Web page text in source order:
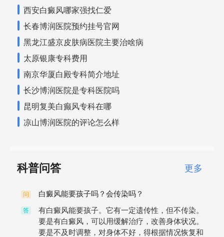
西安白癜风哪家强找仁爱
长春博润医院预约挂号官网
黑龙江盛京皮肤病医院主要治啥病
太原银康专科费用
南京华厦白殿专科简介地址
长沙博润医院是专科医院吗
昆明复美白癫风专科在哪
凉山博润医院的评论怎么样
科普问答 更多
问 白癜风能要孩子吗？会传染吗？
答
有白癜风能要孩子。它有一定遗传性，但不传染。
要是有白癜风，可以用缓解治疗，改善身体状况。
要是不及时调整，对身体不好，得根据情况恢复和